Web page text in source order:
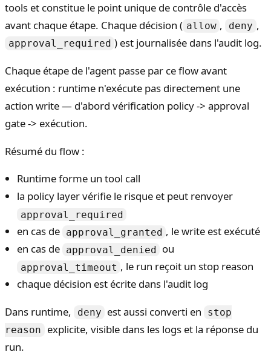
tools et constitue le point unique de contrôle d'accès
avant chaque étape. Chaque décision ( allow , deny ,
approval_required ) est journalisée dans l'audit log.
Chaque étape de l'agent passe par ce flow avant
exécution : runtime n'exécute pas directement une
action write — d'abord vérification policy -> approval
gate -> exécution.
Résumé du flow :
Runtime forme un tool call
la policy layer vérifie le risque et peut renvoyer
approval_required
en cas de approval_granted , le write est exécuté
en cas de approval_denied ou
approval_timeout , le run reçoit un stop reason
chaque décision est écrite dans l'audit log
Dans runtime,
deny est aussi converti en
stop
reason
explicite, visible dans les logs et la réponse du
run.